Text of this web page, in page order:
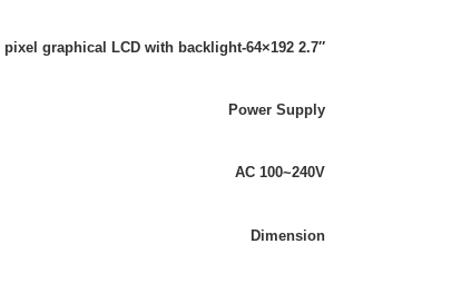
2.7″ 192×64-pixel graphical LCD with backlight
Power Supply
AC 100~240V
Dimension